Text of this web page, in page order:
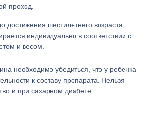
проход.
достижения шестилетнего возраста
индивидуально в соответствии с
и весом.
необходимо убедиться, что у ребенка
к составу препарата. Нельзя
и при сахарном диабете.